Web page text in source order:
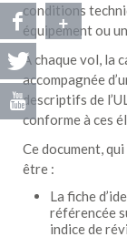
conditions
équipement ou
A chaque vol, la
accompagnée
descriptifs de
conforme à ces
Ce document,
être :
La fiche
référencée
indice de
+